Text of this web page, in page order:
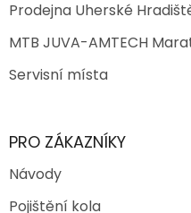
Prodejna Uherské
MTB JUVA-AMTECH
Servisní místa
PRO ZÁKAZNÍKY
Návody
Pojištění kola